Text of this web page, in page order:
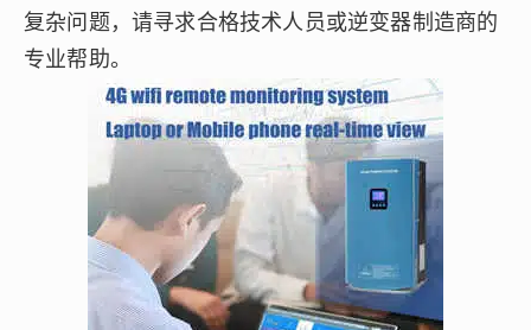
复杂问题，请寻求合格技术人员或逆变器制造商的
专业帮助。